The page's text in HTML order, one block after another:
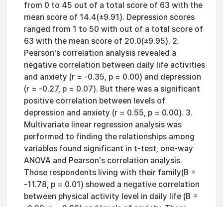
from 0 to 45 out of a total score of 63 with the
mean score of 14.4(±9.91). Depression scores
ranged from 1 to 50 with out of a total score of
63 with the mean score of 20.0(±9.95). 2.
Pearson's correlation analysis revealed a
negative correlation between daily life activities
and anxiety (r = -0.35, p = 0.00) and depression
(r = -0.27, p = 0.07). But there was a significant
positive correlation between levels of
depression and anxiety (r = 0.55, p = 0.00). 3.
Multivariate linear regression analysis was
performed to finding the relationships among
variables found significant in t-test, one-way
ANOVA and Pearson's correlation analysis.
Those respondents living with their family(B =
-11.78, p = 0.01) showed a negative correlation
between physical activity level in daily life (B =